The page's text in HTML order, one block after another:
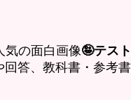
気の面白画像🤪テス
回答、教科書・参考